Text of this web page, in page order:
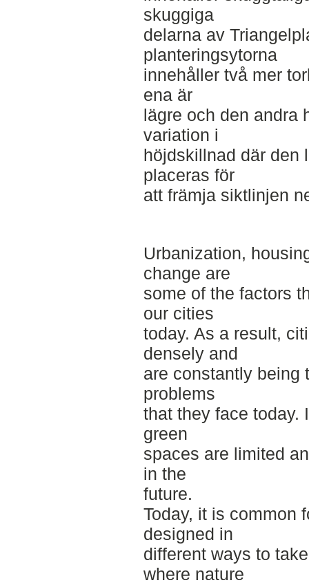
skuggiga
delarna av
planteringsytorna
innehåller två mer
ena är
lägre och den andra
variation i
höjdskillnad där den
placeras för
att främja siktlinjen
Urbanization,
change are
some of the factors
our cities
today. As a result,
densely and
are constantly being
problems
that they face today.
green
spaces are limited
in the
future.
Today, it is common
designed in
different ways to
where nature